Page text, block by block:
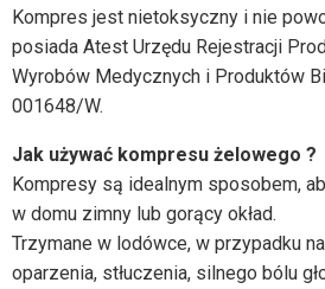
Kompres jest nietoksyczny i nie
posiada Atest Urzędu Rejestracji
Wyrobów Medycznych i Produktów
001648/W.
Jak używać kompresu żelowego ?
Kompresy są idealnym sposobem,
w domu zimny lub gorący okład.
Trzymane w lodówce, w przypadku
oparzenia, stłuczenia, silnego bólu